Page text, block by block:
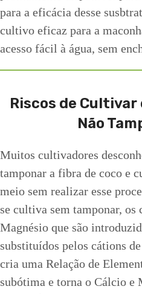
para a eficácia desse
cultivo eficaz para a
acesso fácil à água, sem
Riscos de Cultivar
Não
Muitos cultivadores
tamponar a fibra de coco e
meio sem realizar esse
se cultiva sem tamponar, os
Magnésio que são
substituídos pelos cátions
cria uma Relação de
subótima e torna o Cálcio e